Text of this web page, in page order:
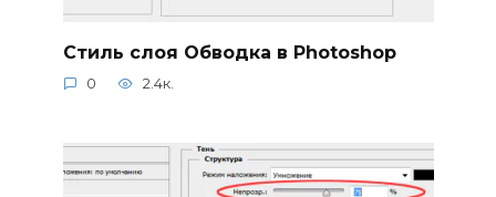
Стиль слоя Обводка в Photoshop
0 2.4к.